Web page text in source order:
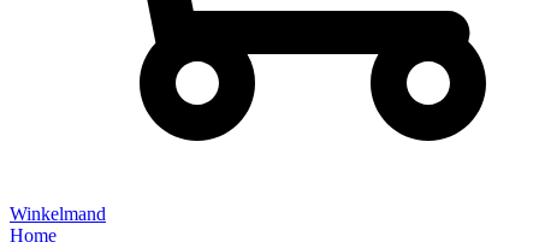
Winkelmand
Home